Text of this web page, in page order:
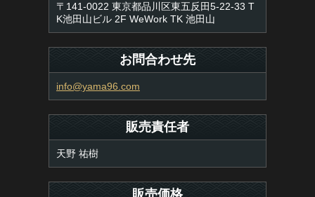
〒141-0022 東京都品川区東五反田5-22-33 T
K池田山ビル 2F WeWork TK 池田山
お問合わせ先
info@yama96.com
販売責任者
天野 祐樹
販売価格